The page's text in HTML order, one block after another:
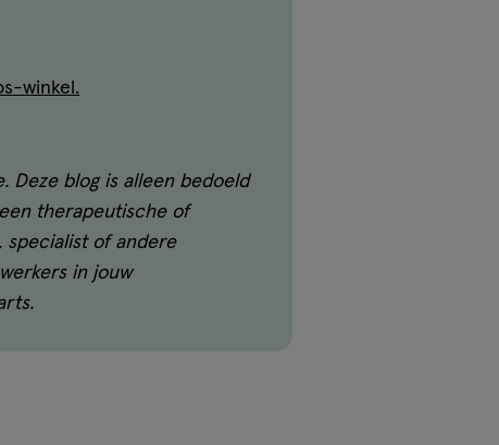
winkel.
Deze blog is alleen bedoeld
therapeutische of
specialist of andere
in jouw